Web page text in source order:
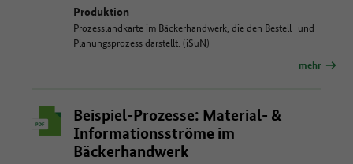
Produktion
Prozesslandkarte im Bäckerhandwerk, die den Bestell- und
Planungsprozess darstellt. (iSuN)
mehr
Beispiel-Prozesse: Material- &
Informationsströme im
Bäckerhandwerk